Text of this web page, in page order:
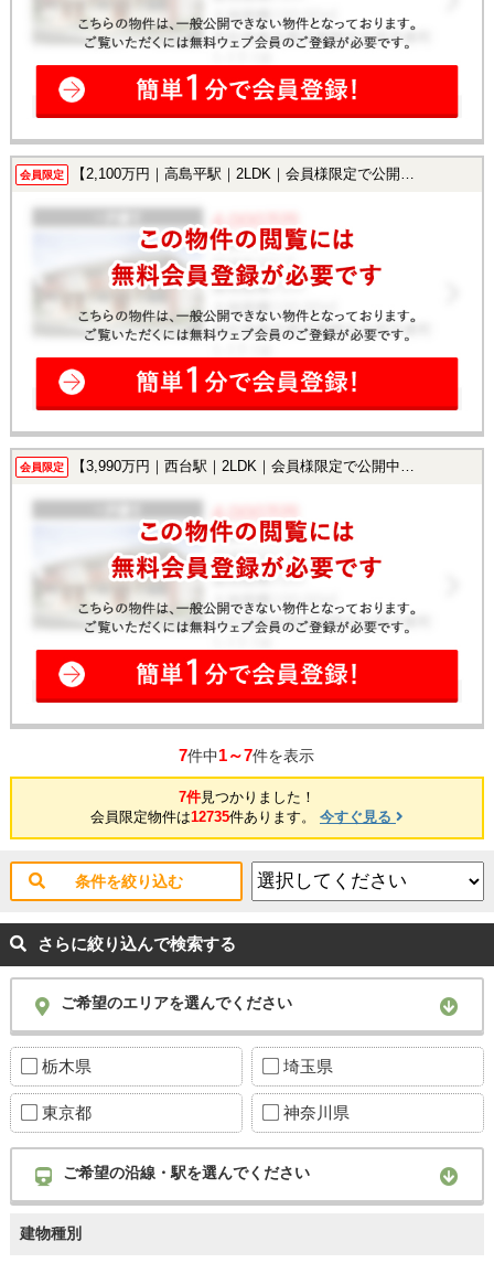
会員限定 【2,100万円｜高島平駅｜2LDK｜会員様限定で公開中！】
会員限定 【3,990万円｜西台駅｜2LDK｜会員様限定で公開中！】
7件中1～7件を表示
7件見つかりました！
会員限定物件は12735件あります。 今すぐ見る
条件を絞り込む
さらに絞り込んで検索する
ご希望のエリアを選んでください
栃木県 埼玉県
東京都 神奈川県
ご希望の沿線・駅を選んでください
建物種別